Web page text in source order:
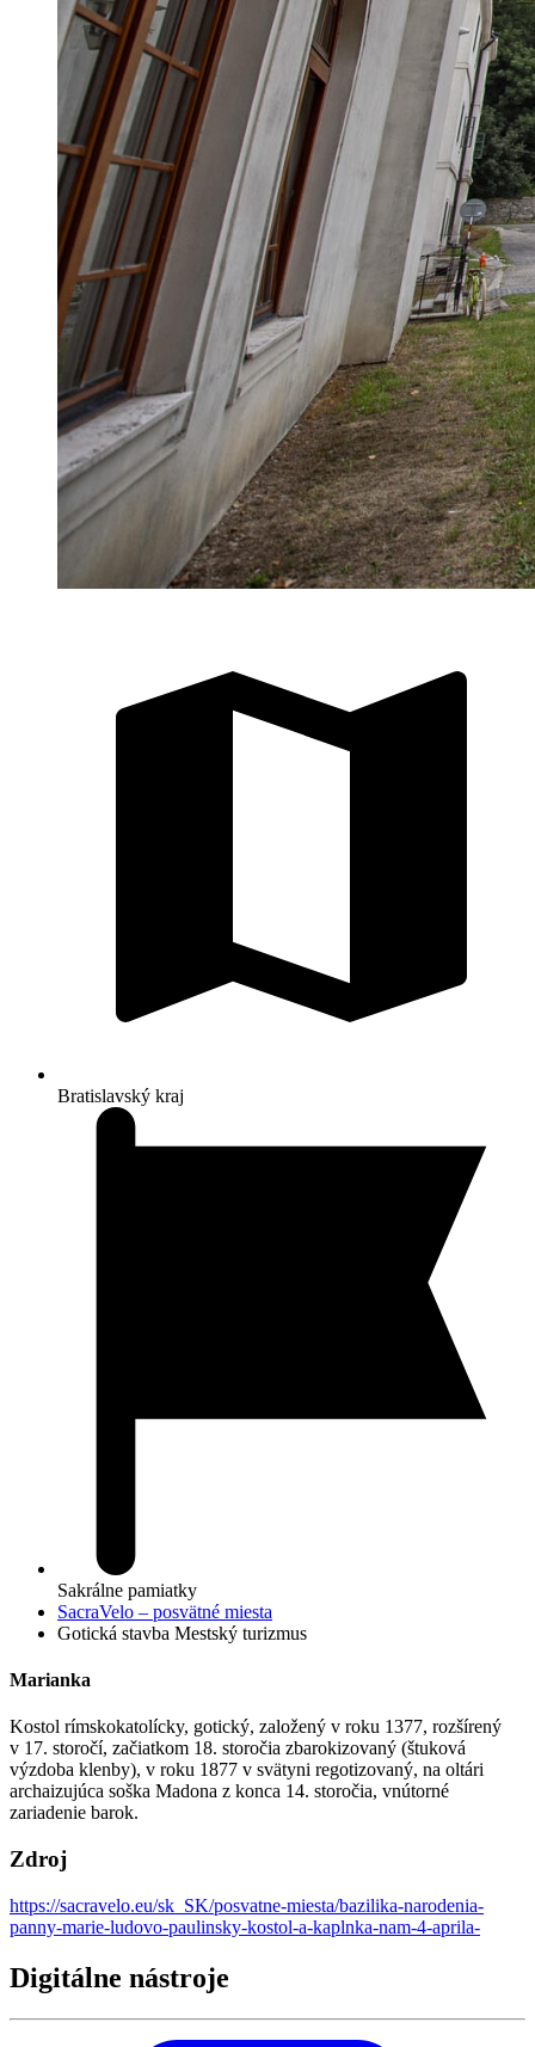
Bratislavský kraj
Sakrálne pamiatky
SacraVelo – posvätné miesta
Gotická stavba Mestský turizmus
Marianka
Kostol rímskokatolícky, gotický, založený v roku 1377, rozšírený
v 17. storočí, začiatkom 18. storočia zbarokizovaný (štuková
výzdoba klenby), v roku 1877 v svätyni regotizovaný, na oltári
archaizujúca soška Madona z konca 14. storočia, vnútorné
zariadenie barok.
Zdroj
https://sacravelo.eu/sk_SK/posvatne-miesta/bazilika-narodenia-
panny-marie-ludovo-paulinsky-kostol-a-kaplnka-nam-4-aprila-
Digitálne nástroje